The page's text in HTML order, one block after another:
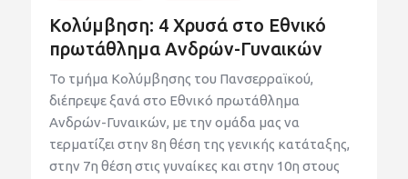
Κολύμβηση: 4 Χρυσά στο Εθνικό
πρωτάθλημα Ανδρών-Γυναικών
Το τμήμα Κολύμβησης του Πανσερραϊκού,
διέπρεψε ξανά στο Εθνικό πρωτάθλημα
Ανδρών-Γυναικών, με την ομάδα μας να
τερματίζει στην 8η θέση της γενικής κατάταξης,
στην 7η θέση στις γυναίκες και στην 10η στους